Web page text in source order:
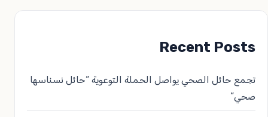
Recent Posts
تجمع حائل الصحي يواصل الحملة التوعوية “حائل نسناسها
صحي”